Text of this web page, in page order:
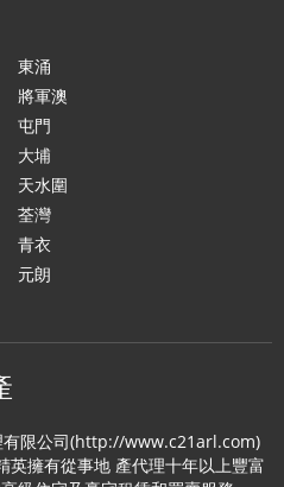
東涌
將軍澳
屯門
大埔
天水圍
荃灣
青衣
元朗
有限公司(http://www.c21arl.com)
英擁有從事地 產代理十年以上豐富